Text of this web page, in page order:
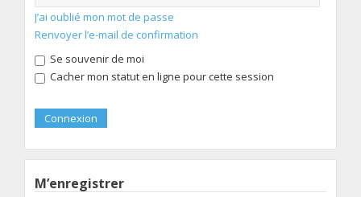
J’ai oublié mon mot de passe
Renvoyer l’e-mail de confirmation
Se souvenir de moi
Cacher mon statut en ligne pour cette session
M’enregistrer